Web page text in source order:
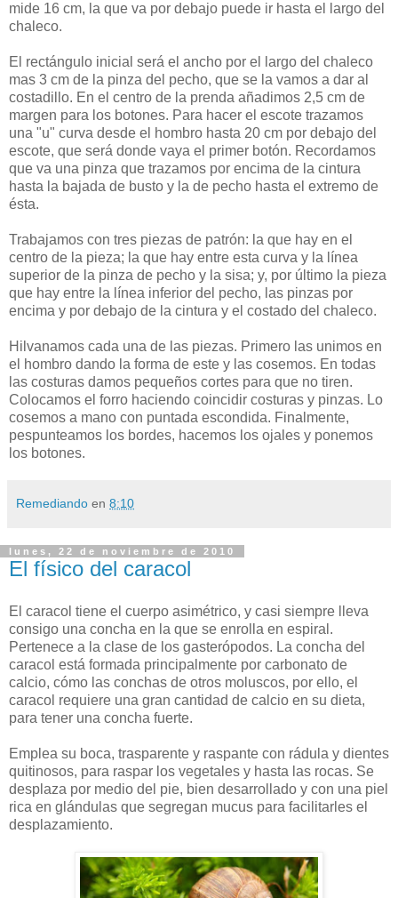
mide 16 cm, la que va por debajo puede ir hasta el largo del
chaleco.
El rectángulo inicial será el ancho por el largo del chaleco
mas 3 cm de la pinza del pecho, que se la vamos a dar al
costadillo. En el centro de la prenda añadimos 2,5 cm de
margen para los botones. Para hacer el escote trazamos
una "u" curva desde el hombro hasta 20 cm por debajo del
escote, que será donde vaya el primer botón. Recordamos
que va una pinza que trazamos por encima de la cintura
hasta la bajada de busto y la de pecho hasta el extremo de
ésta.
Trabajamos con tres piezas de patrón: la que hay en el
centro de la pieza; la que hay entre esta curva y la línea
superior de la pinza de pecho y la sisa; y, por último la pieza
que hay entre la línea inferior del pecho, las pinzas por
encima y por debajo de la cintura y el costado del chaleco.
Hilvanamos cada una de las piezas. Primero las unimos en
el hombro dando la forma de este y las cosemos. En todas
las costuras damos pequeños cortes para que no tiren.
Colocamos el forro haciendo coincidir costuras y pinzas. Lo
cosemos a mano con puntada escondida. Finalmente,
pespunteamos los bordes, hacemos los ojales y ponemos
los botones.
Remediando en 8:10
lunes, 22 de noviembre de 2010
El físico del caracol
El caracol tiene el cuerpo asimétrico, y casi siempre lleva
consigo una concha en la que se enrolla en espiral.
Pertenece a la clase de los gasterópodos. La concha del
caracol está formada principalmente por carbonato de
calcio, cómo las conchas de otros moluscos, por ello, el
caracol requiere una gran cantidad de calcio en su dieta,
para tener una concha fuerte.
Emplea su boca, trasparente y raspante con rádula y dientes
quitinosos, para raspar los vegetales y hasta las rocas. Se
desplaza por medio del pie, bien desarrollado y con una piel
rica en glándulas que segregan mucus para facilitarles el
desplazamiento.